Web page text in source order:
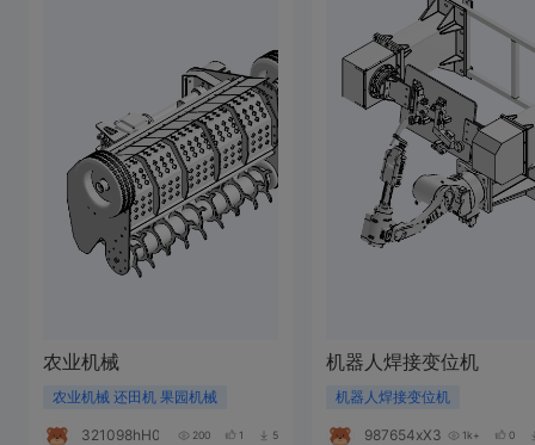
农业机械
农业机械 还田机 果园机械
321098hH070i 200 1 5
机器人焊接变位机
机器人焊接变位机
987654xX393r1k+ 0